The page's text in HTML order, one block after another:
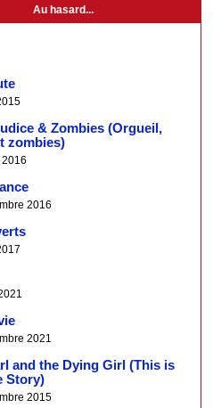
Au hasard...
& Zombies (Orgueil,
zombies)
2016
2016
2021
and the Dying Girl (This is
Story)
2015